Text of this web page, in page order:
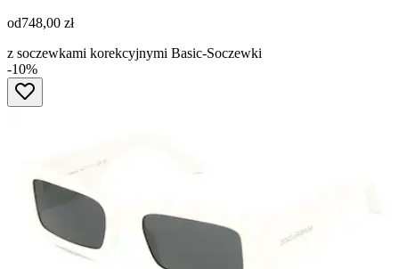
od748,00 zł
z soczewkami korekcyjnymi Basic-Soczewki
-10%